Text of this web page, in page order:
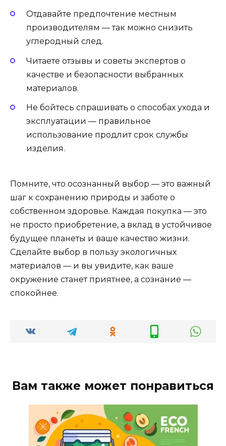
Отдавайте предпочтение местным
производителям — так можно снизить
углеродный след.
Читаете отзывы и советы экспертов о
качестве и безопасности выбранных
материалов.
Не бойтесь спрашивать о способах ухода и
эксплуатации — правильное
использование продлит срок службы
изделия.
Помните, что осознанный выбор — это важный
шаг к сохранению природы и заботе о
собственном здоровье. Каждая покупка — это
не просто приобретение, а вклад в устойчивое
будущее планеты и ваше качество жизни.
Сделайте выбор в пользу экологичных
материалов — и вы увидите, как ваше
окружение станет приятнее, а сознание —
спокойнее.
Вам также может понравиться